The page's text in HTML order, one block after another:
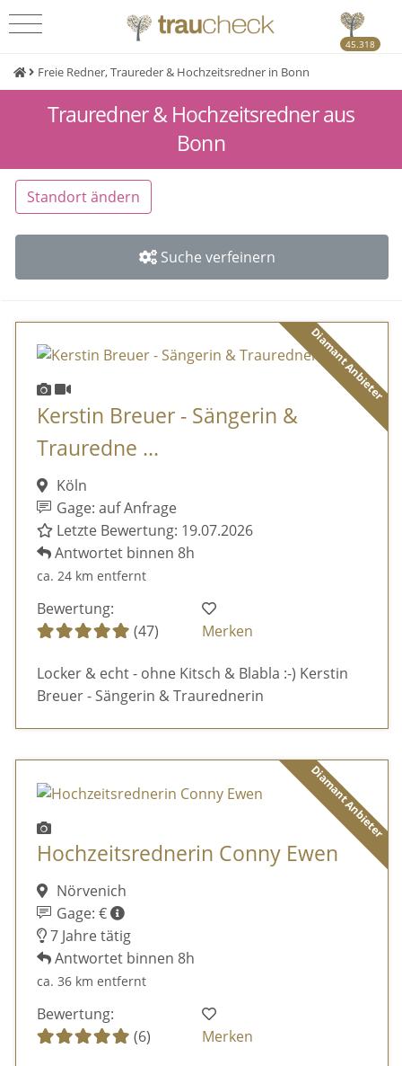
45.318
Freie Redner, Traureder & Hochzeitsredner in Bonn
Trauredner & Hochzeitsredner aus
Bonn
Standort ändern
Suche verfeinern
Diamant Anbieter
Kerstin Breuer - Sängerin &
Trauredne ...
Köln
Gage: auf Anfrage
Letzte Bewertung: 19.07.2026
Antwortet binnen 8h
ca. 24 km entfernt
Bewertung:
(47)
Merken
Locker & echt - ohne Kitsch & Blabla :-) Kerstin
Breuer - Sängerin & Traurednerin
Diamant Anbieter
Hochzeitsrednerin Conny Ewen
Nörvenich
Gage: €
7 Jahre tätig
Antwortet binnen 8h
ca. 36 km entfernt
Bewertung:
(6)
Merken